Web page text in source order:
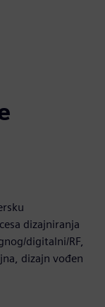
dizajniranja
digitalni/RF,
dizajn vođen